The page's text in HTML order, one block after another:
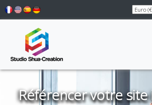
Référencer votre